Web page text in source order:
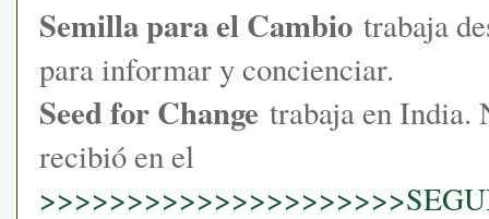
Semilla para el Cambio trabaja
para informar y concienciar.
Seed for Change trabaja en India.
recibió en el